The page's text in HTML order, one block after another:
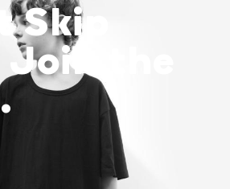
Skip
Join the